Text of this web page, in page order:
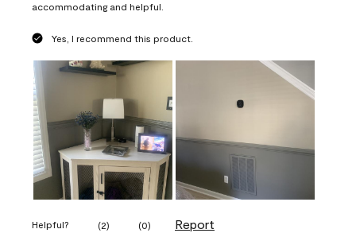
accommodating and helpful.
Yes, I recommend this product.
Helpful? (2) (0) Report